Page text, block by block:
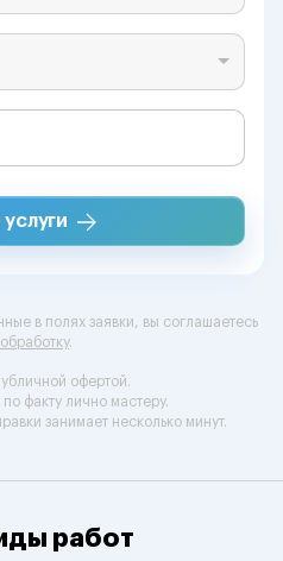
в полях заявки, вы соглашаетесь
.
офертой.
факту лично мастеру.
занимает несколько минут.
работ